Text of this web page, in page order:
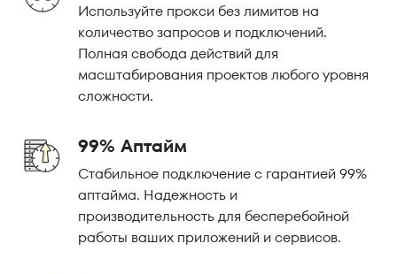
Используйте прокси без лимитов на
количество запросов и подключений.
Полная свобода действий для
масштабирования проектов любого уровня
сложности.
99% Аптайм
Стабильное подключение с гарантией 99%
аптайма. Надежность и
производительность для бесперебойной
работы ваших приложений и сервисов.